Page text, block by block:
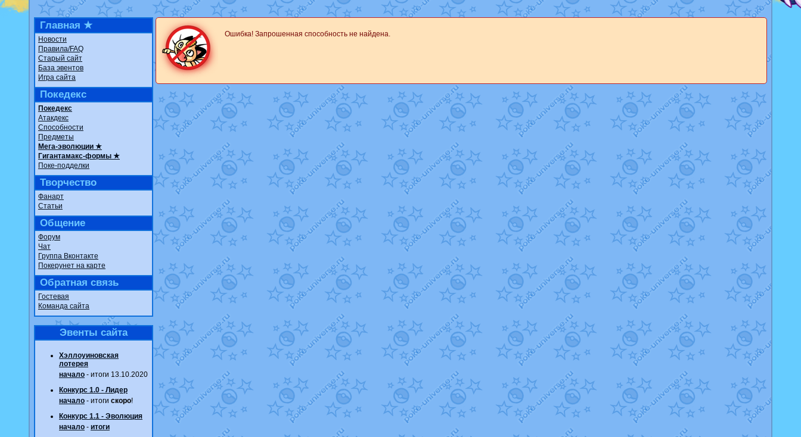
художник отvicavica в фанарте.
Все обновления
Главная ★
Новости
Правила/FAQ
Старый сайт
База эвентов
Игра сайта
Покедекс
Покедекс
Атакдекс
Способности
Предметы
Мега-эволюции ★
Гигантамакс-формы ★
Поке-подделки
Творчество
Фанарт
Статьи
Общение
Форум
Чат
Группа Вконтакте
Покерунет на карте
Обратная связь
Гостевая
Команда сайта
Эвенты сайта
Хэллоуиновская
лотерея
начало - итоги 13.10.2020
Конкурс 1.0 - Лидер
начало - итоги скоро!
Конкурс 1.1 - Эволюция
начало - итоги
Ошибка! Запрошенная способность не найдена.